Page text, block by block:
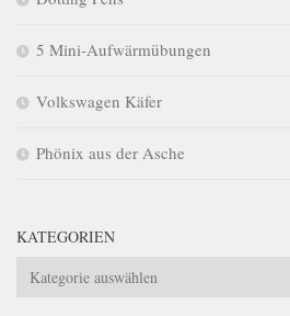
5 Mini-Aufwärmübungen
Volkswagen Käfer
Phönix aus der Asche
KATEGORIEN
Kategorien